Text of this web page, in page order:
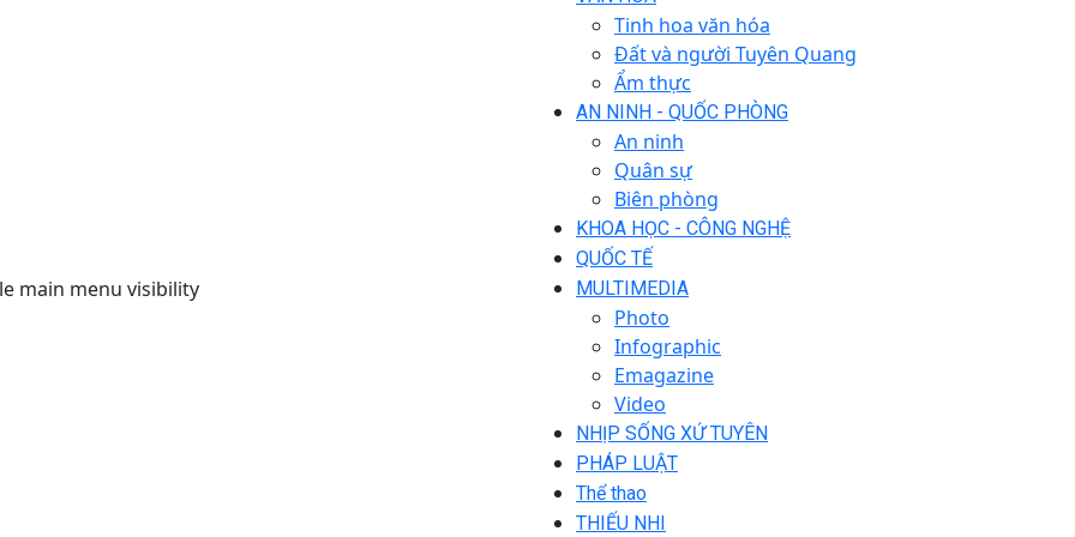
main menu visibility
Tinh hoa văn hóa
Đất và người Tuyên Quang
Ẩm thực
AN NINH - QUỐC PHÒNG
An ninh
Quân sự
Biên phòng
KHOA HỌC - CÔNG NGHỆ
QUỐC TẾ
MULTIMEDIA
Photo
Infographic
Emagazine
Video
NHỊP SỐNG XỨ TUYÊN
PHÁP LUẬT
Thể thao
THIẾU NHI